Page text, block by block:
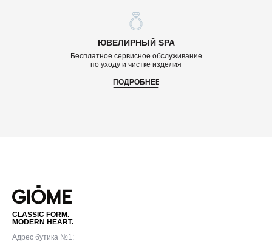
ЮВЕЛИРНЫЙ SPA
Бесплатное сервисное обслуживание
по уходу и чистке изделия
ПОДРОБНЕЕ
CLASSIC FORM.
MODERN HEART.
Адрес бутика №1: